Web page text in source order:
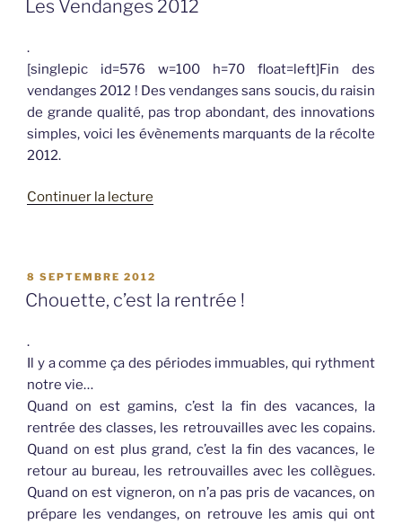
! »
Les Vendanges 2012
.
[singlepic id=576 w=100 h=70 float=left]Fin des
vendanges 2012 ! Des vendanges sans soucis, du raisin
de grande qualité, pas trop abondant, des innovations
simples, voici les évènements marquants de la récolte
2012.
Continuer la lecture
PUBLIÉ
LE
8 SEPTEMBRE 2012
Chouette, c’est la rentrée !
.
Il y a comme ça des périodes immuables, qui rythment
notre vie…
Quand on est gamins, c’est la fin des vacances, la
rentrée des classes, les retrouvailles avec les copains.
Quand on est plus grand, c’est la fin des vacances, le
retour au bureau, les retrouvailles avec les collègues.
Quand on est vigneron, on n’a pas pris de vacances, on
prépare les vendanges, on retrouve les amis qui ont